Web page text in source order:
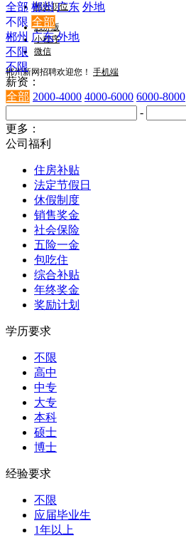
附近职位
触屏版
小程序
微信
郴州新网招聘欢迎您！ 手机端
全部 郴州 广东 外地
不限 全部
郴州 广东 外地
不限
不限
薪资：
全部 2000-4000 4000-6000 6000-8000
-
更多：
公司福利
住房补贴
法定节假日
休假制度
销售奖金
社会保险
五险一金
包吃住
综合补贴
年终奖金
奖励计划
学历要求
不限
高中
中专
大专
本科
硕士
博士
经验要求
不限
应届毕业生
1年以上